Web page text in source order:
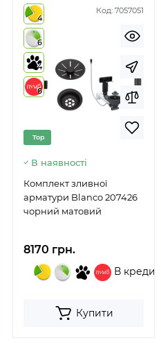
Код: 7057051
4
6
4
6
Top
В наявності
Комплект зливної
арматури Blanco 207426
чорний матовий
8170 грн.
В кредит
Купити